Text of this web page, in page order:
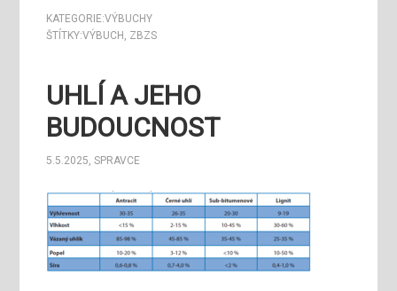
KATEGORIE:VÝBUCHY
ŠTÍTKY:VÝBUCH , ZBZS
UHLÍ A JEHO
BUDOUCNOST
5.5.2025,SPRAVCE